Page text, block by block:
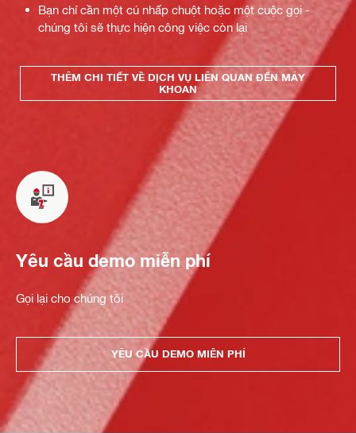
Bạn chỉ cần một cú nhấp chuột hoặc một cuộc gọi -
chúng tôi sẽ thực hiện công việc còn lại
THÊM CHI TIẾT VỀ DỊCH VỤ LIÊN QUAN ĐẾN MÁY
KHOAN
Yêu cầu demo miễn phí
Gọi lại cho chúng tôi
YÊU CẦU DEMO MIỄN PHÍ